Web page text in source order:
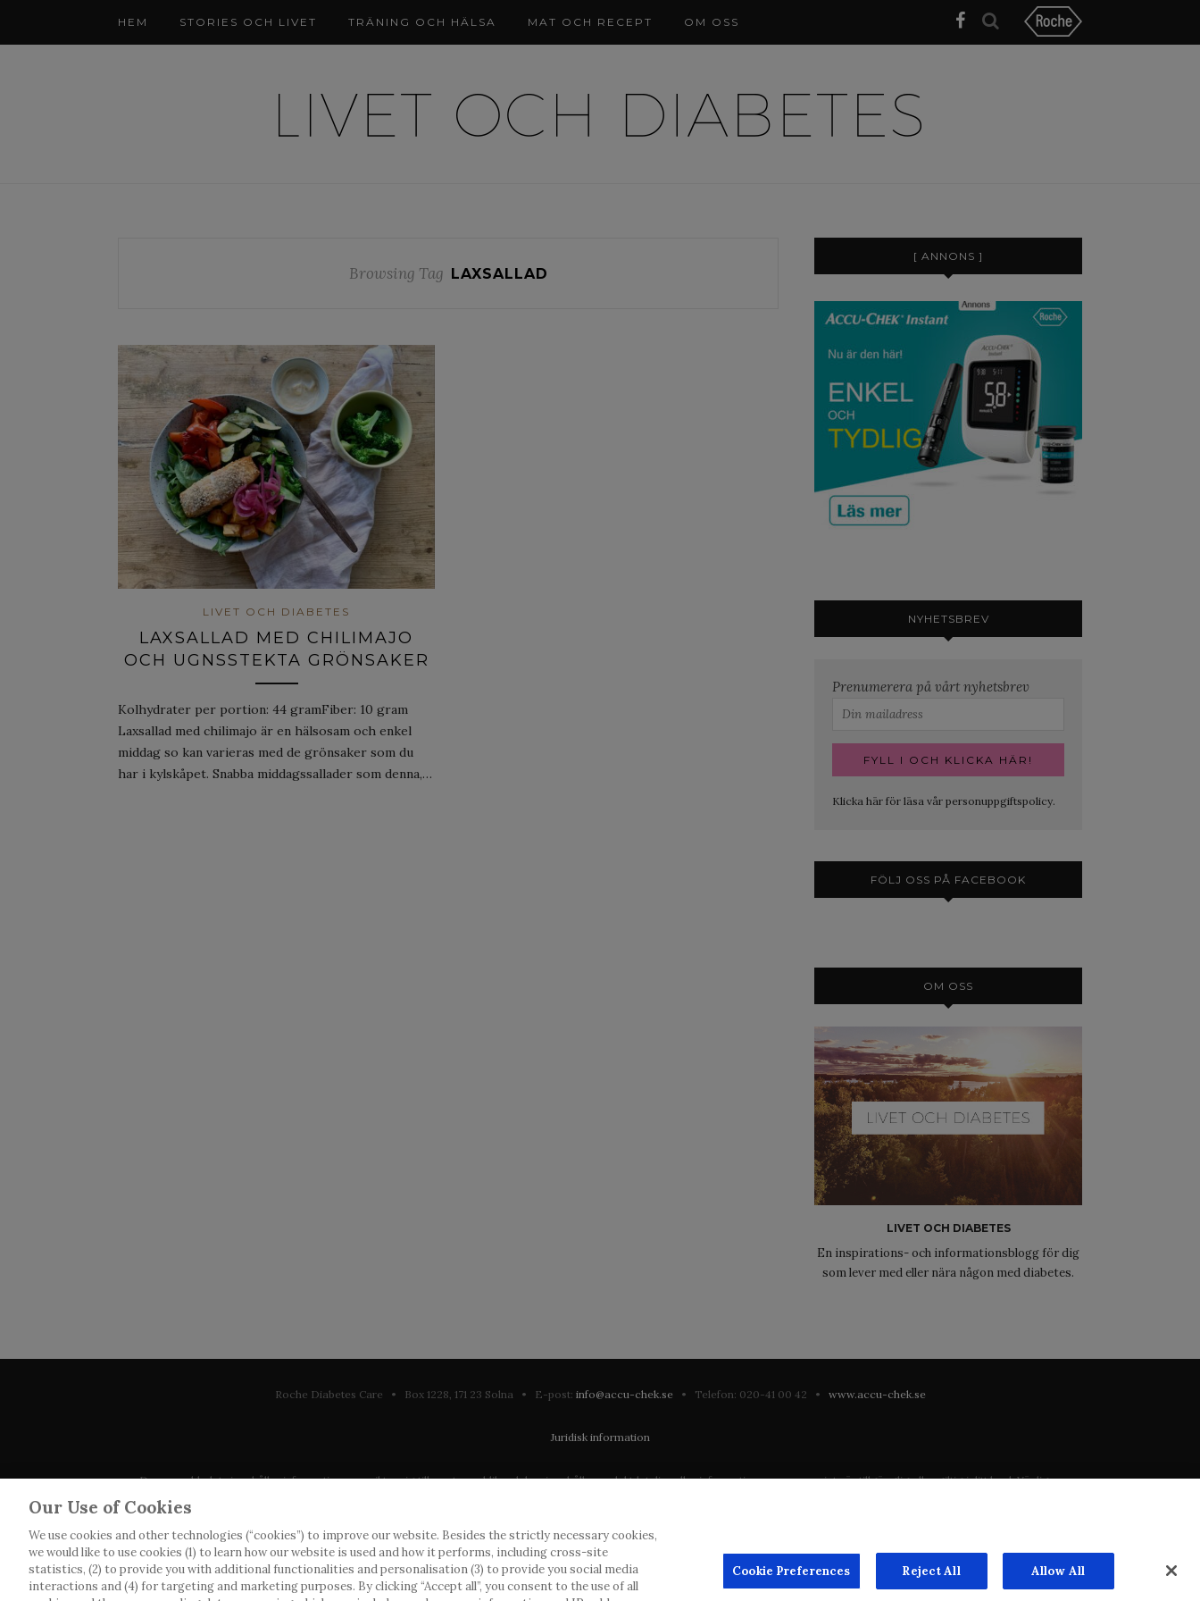
HEM STORIES OCH LIVET TRÄNING OCH HÄLSA MAT OCH RECEPT OM OSS
Browsing Tag LAXSALLAD
LIVET OCH DIABETES
LAXSALLAD MED CHILIMAJO
OCH UGNSSTEKTA GRÖNSAKER
Kolhydrater per portion: 44 gramFiber: 10 gram
Laxsallad med chilimajo är en hälsosam och enkel
middag so kan varieras med de grönsaker som du
har i kylskåpet. Snabba middagssallader som denna,…
[ ANNONS ]
NYHETSBREV
Prenumerera på vårt nyhetsbrev
Klicka här för läsa vår personuppgiftspolicy.
FÖLJ OSS PÅ FACEBOOK
OM OSS
LIVET OCH DIABETES
En inspirations- och informationsblogg för dig
som lever med eller nära någon med diabetes.
Roche Diabetes Care • Box 1228, 171 23 Solna • E-post: info@accu-chek.se • Telefon: 020-41 00 42 • www.accu-chek.se
Juridisk information
Denna webbplats innehåller information som riktar sig till en stor publik och kan innehålla produktdetaljer eller information som annars inte är tillgänglig eller giltig i ditt land. Vänligen
observera att vi inte tar något ansvar för information som eventuellt inte uppfyller någon gällande rättslig process, förordning, registrering eller användning i landet där du bor.
Roche har inte alltid möjlighet att kvalitetssäkra andras inlägg, men kommer att ta bort vilseledande eller olämpliga inlägg i möjligaste mån. Vi har inget ansvar för innehållet på externa
webbplatser som det länkas till. Kopiering av material från denna webbplats för användning någon annanstans är inte tillåtet utan överenskommelse. Webbplatsen säljer utrymme till
annonsörer, och sådant innehåll är märkt.
Our Use of Cookies
We use cookies and other technologies (“cookies”) to improve our website. Besides the strictly necessary cookies,
we would like to use cookies (1) to learn how our website is used and how it performs, including cross-site
statistics, (2) to provide you with additional functionalities and personalisation (3) to provide you social media
interactions and (4) for targeting and marketing purposes. By clicking “Accept all”, you consent to the use of all
Cookie Preferences Reject All Allow All